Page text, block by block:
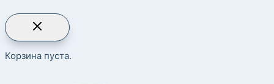
Корзина пуста.